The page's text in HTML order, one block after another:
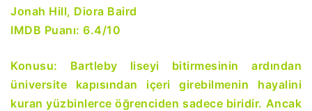
Jonah Hill, Diora Baird
IMDB Puanı: 6.4/10
Konusu: Bartleby liseyi bitirmesinin ardından
üniversite kapısından içeri girebilmenin hayalini
kuran yüzbinlerce öğrenciden sadece biridir. Ancak